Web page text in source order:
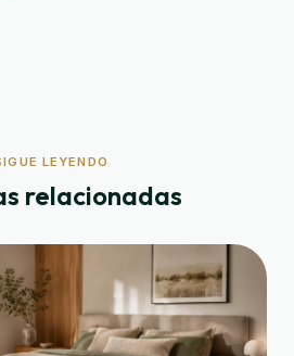
LEYENDO
relacionadas